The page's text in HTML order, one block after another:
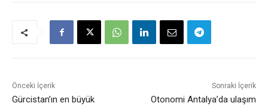
Önceki İçerik
Gürcistan’ın en büyük
Sonraki İçerik
Otonomi Antalya’da ulaşım